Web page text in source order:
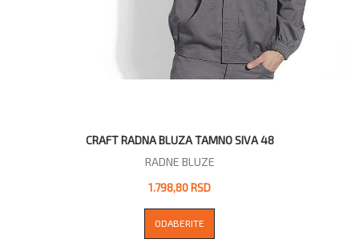
CRAFT RADNA BLUZA TAMNO SIVA 48
RADNE BLUZE
1.798,80 RSD
ODABERITE